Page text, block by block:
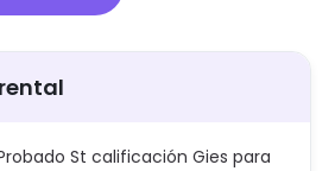
St calificación Gies para